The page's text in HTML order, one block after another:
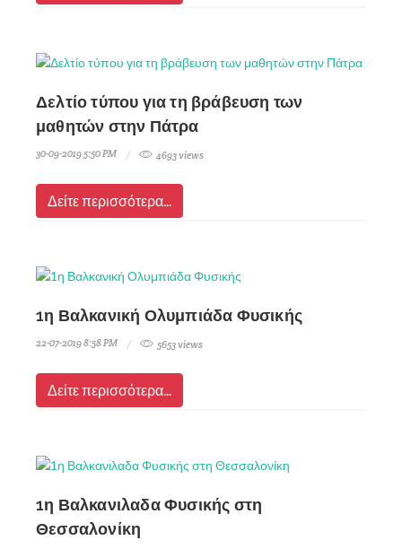
Δελτίο τύπου για τη βράβευση των
μαθητών στην Πάτρα
30-09-2019 5:50 PM 4693 views
Δείτε περισσότερα...
1η Βαλκανική Ολυμπιάδα Φυσικής
22-07-2019 8:58 PM 5653 views
Δείτε περισσότερα...
1η Βαλκανιλαδα Φυσικής στη
Θεσσαλονίκη